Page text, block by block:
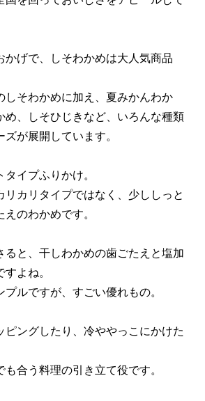
かげで、しそわかめは大人気商品
しそわかめに加え、夏みかんわか
め、しそひじきなど、いろんな種類
が展開しています。
イプふりかけ。
リカリタイプではなく、少ししっと
のわかめです。
ると、干しわかめの歯ごたえと塩加
よね。
プルですが、すごい優れもの。
ピングしたり、冷ややっこにかけた
合う料理の引き立て役です。